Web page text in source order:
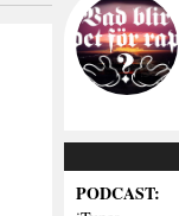
PODCAST: